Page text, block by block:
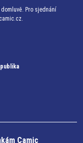
Pro sjednání
Camic